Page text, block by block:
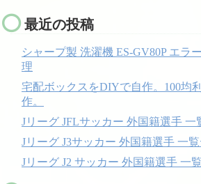
最近の投稿
シャープ製 洗濯機 ES-GV80P エラ
理
宅配ボックスをDIYで自作。100均
作。
Jリーグ JFLサッカー 外国籍選手 一
Jリーグ J3サッカー 外国籍選手 一
Jリーグ J2 サッカー 外国籍選手 一